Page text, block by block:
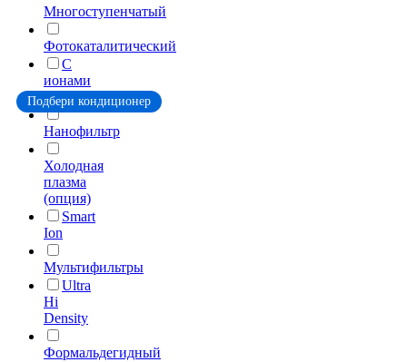
Подбери кондиционер
Многоступенчатый
Фотокаталитический
C
ионами
серебра
Нанофильтр
Холодная
плазма
(опция)
Smart
Ion
Мультифильтры
Ultra
Hi
Density
Формальдегидный